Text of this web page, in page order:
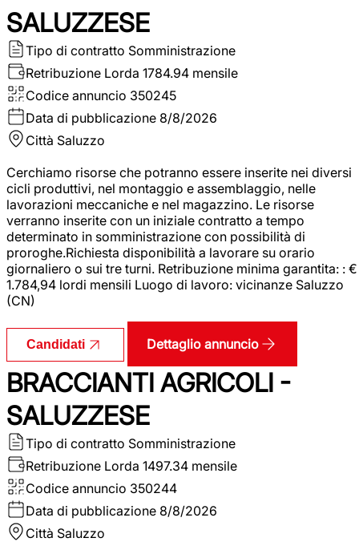
SALUZZESE
Tipo di contratto Somministrazione
Retribuzione Lorda 1784.94 mensile
Codice annuncio 350245
Data di pubblicazione 8/8/2026
Città Saluzzo
Cerchiamo risorse che potranno essere inserite nei diversi
cicli produttivi, nel montaggio e assemblaggio, nelle
lavorazioni meccaniche e nel magazzino. Le risorse
verranno inserite con un iniziale contratto a tempo
determinato in somministrazione con possibilità di
proroghe.Richiesta disponibilità a lavorare su orario
giornaliero o sui tre turni. Retribuzione minima garantita: : €
1.784,94 lordi mensili Luogo di lavoro: vicinanze Saluzzo
(CN)
Candidati Dettaglio annuncio
BRACCIANTI AGRICOLI -
SALUZZESE
Tipo di contratto Somministrazione
Retribuzione Lorda 1497.34 mensile
Codice annuncio 350244
Data di pubblicazione 8/8/2026
Città Saluzzo